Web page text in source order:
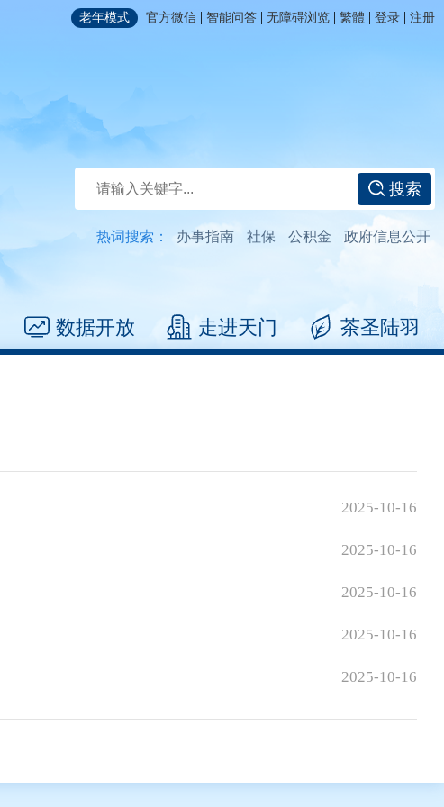
老年模式 官方微信 | 智能问答 | 无障碍浏览 | 繁體 | 登录 | 注册
搜索
热词搜索： 办事指南 社保 公积金 政府信息公开
数据开放 走进天门 茶圣陆羽
2025-10-16
2025-10-16
2025-10-16
2025-10-16
2025-10-16